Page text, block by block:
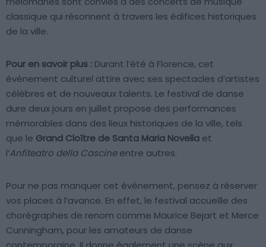
classique qui résonnent à travers les édifices historiques
de la ville.
Pour en savoir plus : Durant l’été à Florence, cet
événement culturel attire avec ses spectacles d’artistes
célèbres et de nouveaux talents. Le festival de danse
dure deux jours en juillet propose des performances
mémorables dans des lieux historiques de la ville, tels
que le Grand Cloître de Santa Maria Novella et
l’Anfiteatro della Cascineentre autres.
Pour ne pas manquer cet événement, pensez à réserver
vos places à l’avance. En effet, le festival accueille des
chorégraphes de renom comme Maurice Bejart et Merce
Cunningham, pour les amateurs de danse